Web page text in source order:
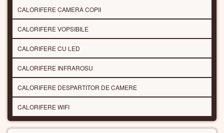
CALORIFERE CAMERA COPII
CALORIFERE VOPSIBILE
CALORIFERE CU LED
CALORIFERE INFRAROSU
CALORIFERE DESPARTITOR DE CAMERE
CALORIFERE WIFI